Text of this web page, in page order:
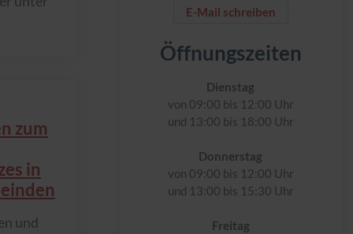
zum
in
und
E-Mail schreiben
Öffnungszeiten
Dienstag
von 09:00 bis 12:00 Uhr
und 13:00 bis 18:00 Uhr
Donnerstag
von 09:00 bis 12:00 Uhr
und 13:00 bis 15:30 Uhr
Freitag